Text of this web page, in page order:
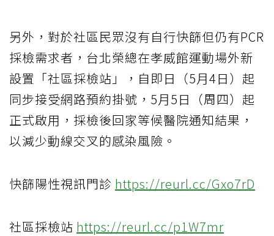
另外，對於社區民眾沒有自行快篩但仍有PCR
採檢需求者，台北榮總在孝威館運動場外新
設置「社區採檢站」，自即日（5月4日）起
同步接受網路預約掛號，5月5日（周四）起
正式啟用，採檢後回家等候醫院通知結果，
以減少動線交叉的感染風險。
快篩陽性視訊門診 https://reurl.cc/Gxo7rD
社區採檢站 https://reurl.cc/p1W7mr